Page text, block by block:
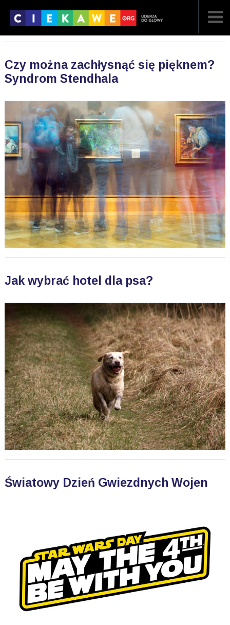
Czy można zachłysnąć się pięknem?
Syndrom Stendhala
Jak wybrać hotel dla psa?
Światowy Dzień Gwiezdnych Wojen
POPULARNE
A ARTYKUŁY
F FILMY
G GALERIA
REGULAMIN
KONTAKT